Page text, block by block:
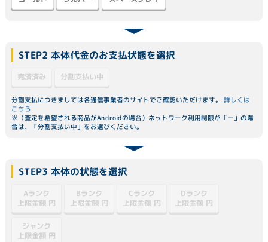
STEP2 本体代金のお支払状態を選択
完済済み 分割支払い中
分割支払につきましては各通信事業者のサイトでご確認いただけます。詳しくは
こちら
※（査定を希望される商品がAndroidの場合）ネットワーク利用制限が「ー」の場
合は、「分割支払い中」をお選びください。
STEP3 本体の状態を選択
Aランク
上限金額 円
Bランク
上限金額 円
Cランク
上限金額 円
Dランク
上限金額 円
ジャンク
上限金額 円